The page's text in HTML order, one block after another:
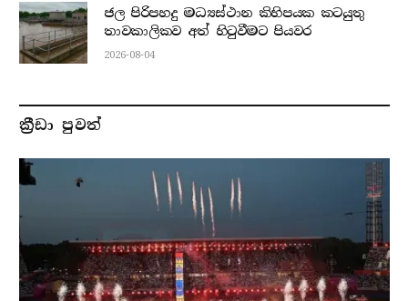
ජල පිරිපහදු මධ්‍යස්ථාන කිහිපයක කටයුතු
තාවකාලිකව අත් හිටුවීමට පියවර
2026-08-04
ක්‍රීඩා පුවත්